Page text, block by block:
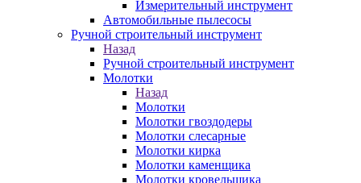
Измерительный инструмент
Автомобильные пылесосы
Ручной строительный инструмент
Назад
Ручной строительный инструмент
Молотки
Назад
Молотки
Молотки гвоздодеры
Молотки слесарные
Молотки кирка
Молотки каменщика
Молотки кровельщика